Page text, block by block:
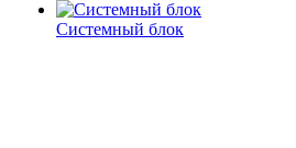
Системный блок